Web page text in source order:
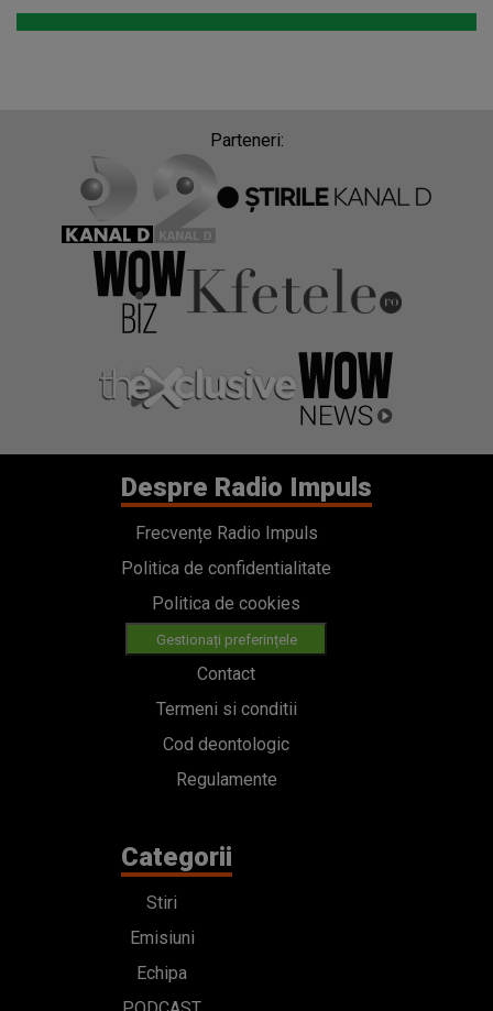
Parteneri:
Despre Radio Impuls
Frecvențe Radio Impuls
Politica de confidentialitate
Politica de cookies
Gestionați preferințele
Contact
Termeni si conditii
Cod deontologic
Regulamente
Categorii
Stiri
Emisiuni
Echipa